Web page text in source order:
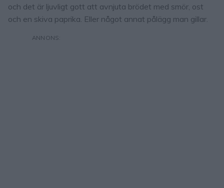
och det är ljuvligt gott att avnjuta brödet med smör, ost
och en skiva paprika. Eller något annat pålägg man gillar.